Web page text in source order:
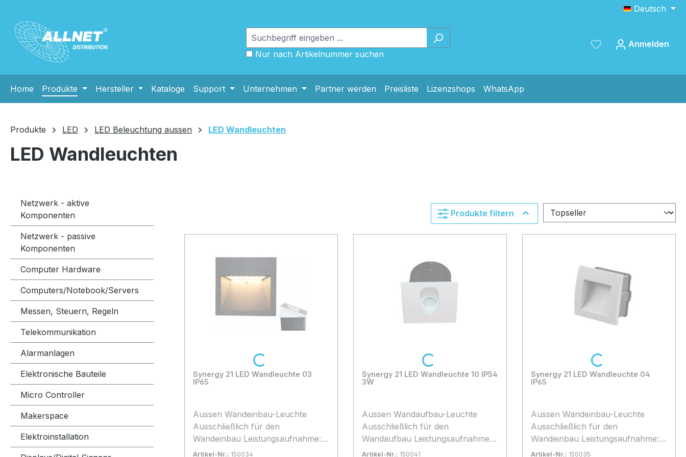
Deutsch
Nur nach Artikelnummer suchen
Anmelden
Home Produkte Hersteller Kataloge Support Unternehmen Partner werden Preisliste Lizenzshops WhatsApp
Produkte LED LED Beleuchtung aussen LED Wandleuchten
LED Wandleuchten
Netzwerk - aktive
Komponenten
Netzwerk - passive
Komponenten
Computer Hardware
Computers/Notebook/Servers
Messen, Steuern, Regeln
Telekommunikation
Alarmanlagen
Elektronische Bauteile
Micro Controller
Makerspace
Elektroinstallation
Produkte filtern
Synergy 21 LED Wandleuchte 03
IP65
Aussen Wandeinbau-Leuchte
Ausschließlich für den
Wandeinbau Leistungsaufnahme:
3Watt Rahmenfarbe: grau LED:
Artikel-Nr.: 150034
Loading...
Synergy 21 LED Wandleuchte 10 IP54
3W
Aussen Wandaufbau-Leuchte
Ausschließlich für den
Wandaufbau Leistungsaufnahme:
3Watt Rahmenfarbe: silber/grau
Artikel-Nr.: 150041
Loading...
Synergy 21 LED Wandleuchte 04
IP65
Aussen Wandeinbau-Leuchte
Ausschließlich für den
Wandeinbau Leistungsaufnahme:
1,5Watt Rahmenfarbe: hellgrau
Artikel-Nr.: 150035
Loading...